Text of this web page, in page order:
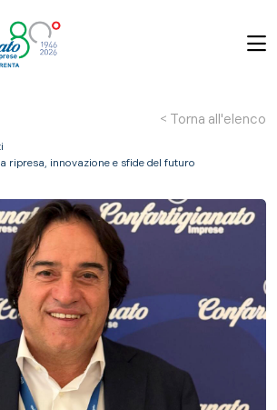
< Torna all'elenco
ripresa, innovazione e sfide del futuro